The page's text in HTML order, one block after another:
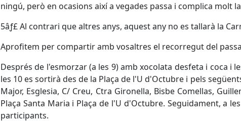
ningú, però en ocasions així a vegades passa i complica molt
5️âƒ£ Al contrari que altres anys, aquest any no es tallarà la
Aprofitem per compartir amb vosaltres el recorregut del
Després de l'esmorzar (a les 9) amb xocolata desfeta i coca i
les 10 es sortirà des de la Plaça de l'U d'Octubre i pels
Major, Esglesia, C/ Creu, Ctra Gironella, Bisbe Comellas,
Plaça Santa Maria i Plaça de l'U d'Octubre. Seguidament, a
participants.